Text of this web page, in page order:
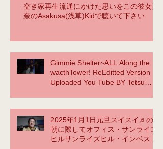
空き家再生流通にかけた思いをこの彼女麗
奈のAsakusa(浅草)Kidで聴いて下さい
Gimmie Shelter~ALL Along the
wacthTower! ReEditted Version
Uploaded You Tube BY Tetsu
2025年1月1日元旦スイスイ♬の
朝に際してオフィス・サンライズ
ヒルサンライズヒル・インベスト